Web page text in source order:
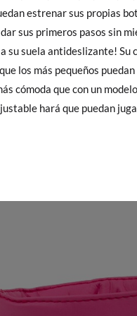
estrenar sus propias
sus primeros pasos sin
su suela antideslizante! Su
los más pequeños
cómoda que con un
hará que puedan
cuando te lleguen no te
la petición de
recogeremos la primera, sin
de que no quieras Cambio
desde el mismo
12,1